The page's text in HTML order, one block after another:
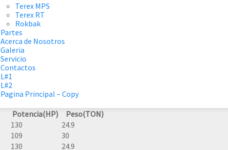
Terex MPS
Terex RT
Rokbak
Partes
Acerca de Nosotros
Galeria
Servicio
Contactos
L#1
L#2
Pagina Principal – Copy
Potencia(HP)
Peso(TON)
130
24.9
109
30
130 24.9